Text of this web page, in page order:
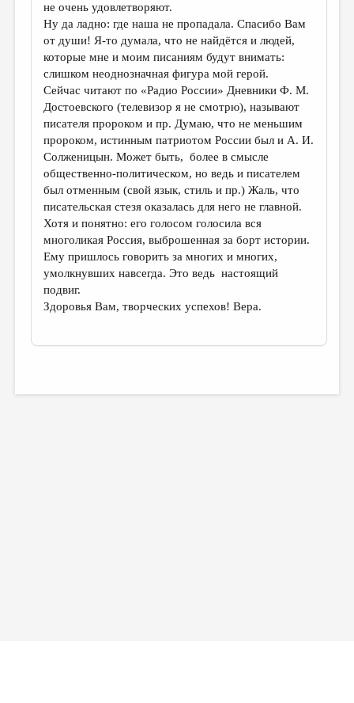
не очень удовлетворяют.
Ну да ладно: где наша не пропадала. Спасибо Вам
от души! Я-то думала, что не найдётся и людей,
которые мне и моим писаниям будут внимать:
слишком неоднозначная фигура мой герой.
Сейчас читают по «Радио России» Дневники Ф. М.
Достоевского (телевизор я не смотрю), называют
писателя пророком и пр. Думаю, что не меньшим
пророком, истинным патриотом России был и А. И.
Солженицын. Может быть, более в смысле
общественно-политическом, но ведь и писателем
был отменным (свой язык, стиль и пр.) Жаль, что
писательская стезя оказалась для него не главной.
Хотя и понятно: его голосом голосила вся
многоликая Россия, выброшенная за борт истории.
Ему пришлось говорить за многих и многих,
умолкнувших навсегда. Это ведь настоящий
подвиг.
Здоровья Вам, творческих успехов! Вера.